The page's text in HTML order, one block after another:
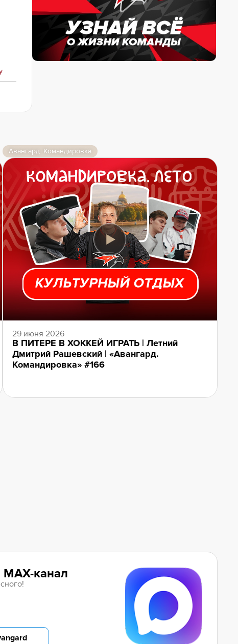
Авангард. Командировка
29 июня 2026
В ПИТЕРЕ В ХОККЕЙ ИГРАТЬ | Летний
Дмитрий Рашевский | «Авангард.
Командировка» #166
канал